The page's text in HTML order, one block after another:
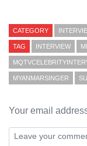
CATEGORY
TAG INTERVIEW
MYANMARSINGER
Your email